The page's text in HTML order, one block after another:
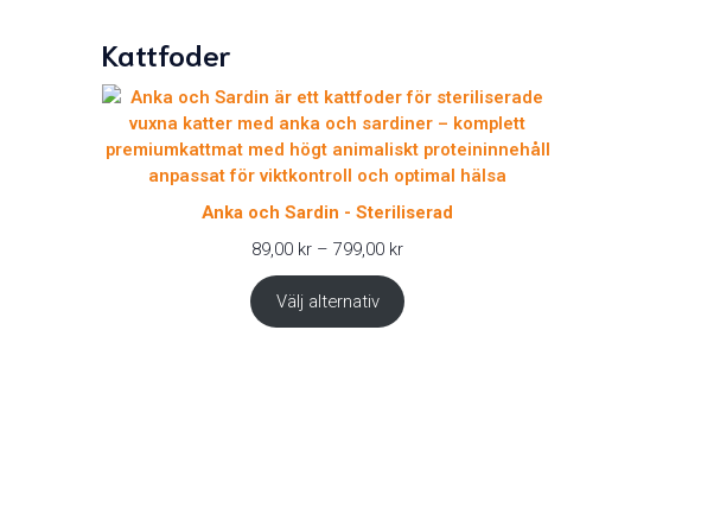
Kattfoder
Anka och Sardin - Steriliserad
89,00 kr – 799,00 krPrisintervall:
till
799,00 kr
Välj alternativ